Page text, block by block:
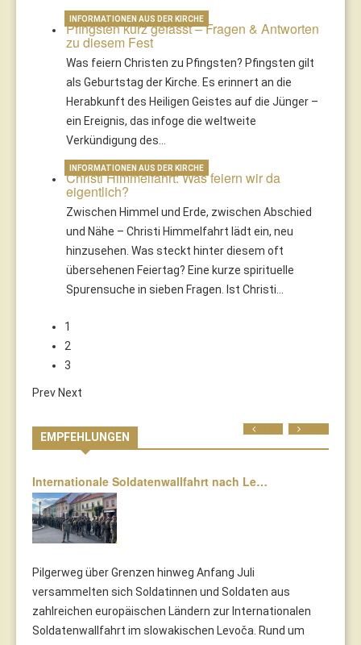
Pfingsten kurz gefasst – Fragen & Antworten
zu diesem Fest
Was feiern Christen zu Pfingsten? Pfingsten gilt
als Geburtstag der Kirche. Es erinnert an die
Herabkunft des Heiligen Geistes auf die Jünger –
ein Ereignis, das infoge die weltweite
Verkündigung des…
INFORMATIONEN AUS DER KIRCHE
Christi Himmelfahrt: Was feiern wir da
eigentlich?
Zwischen Himmel und Erde, zwischen Abschied
und Nähe – Christi Himmelfahrt lädt ein, neu
hinzusehen. Was steckt hinter diesem oft
übersehenen Feiertag? Eine kurze spirituelle
Spurensuche in sieben Fragen. Ist Christi…
INFORMATIONEN AUS DER KIRCHE
1
2
3
Prev Next
EMPFEHLUNGEN
Internationale Soldatenwallfahrt nach Le…
Pilgerweg über Grenzen hinweg Anfang Juli
versammelten sich Soldatinnen und Soldaten aus
zahlreichen europäischen Ländern zur Internationalen
Soldatenwallfahrt im slowakischen Levoča. Rund um